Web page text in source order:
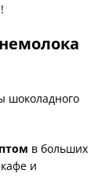
шоколадного
в больших
и